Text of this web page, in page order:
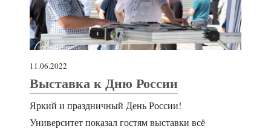
11.06.2022
Выставка к Дню России
Яркий и праздничный День России!
Университет показал гостям выставки всё